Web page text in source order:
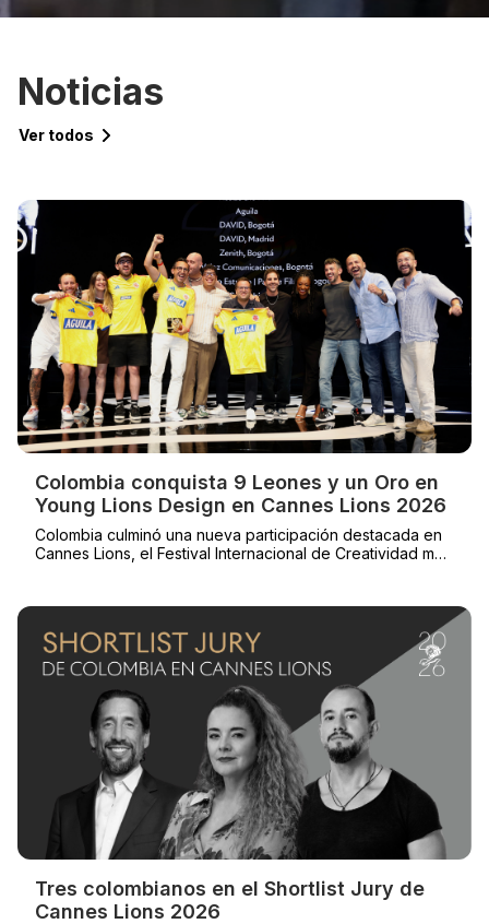
Noticias
Ver todos
Colombia conquista 9 Leones y un Oro en
Young Lions Design en Cannes Lions 2026
Colombia culminó una nueva participación destacada en
Cannes Lions, el Festival Internacional de Creatividad más
Tres colombianos en el Shortlist Jury de
Cannes Lions 2026